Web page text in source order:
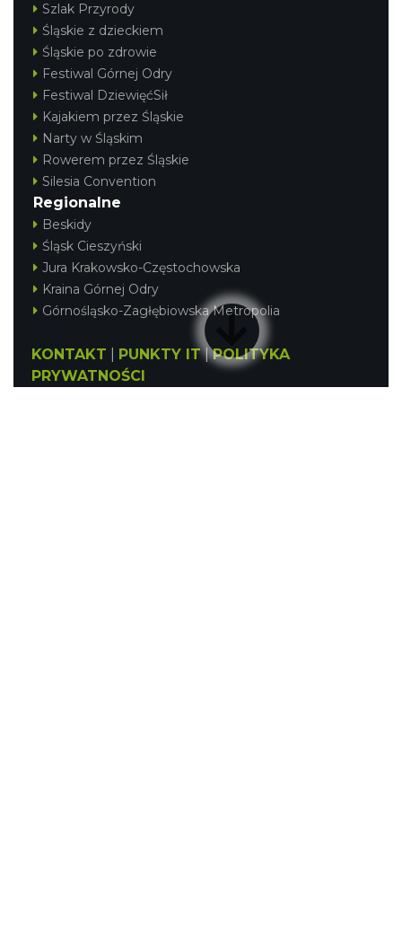
Szlak Przyrody
Śląskie z dzieckiem
Śląskie po zdrowie
Festiwal Górnej Odry
Festiwal DziewięćSił
Kajakiem przez Śląskie
Narty w Śląskim
Rowerem przez Śląskie
Silesia Convention
Regionalne
Beskidy
Śląsk Cieszyński
Jura Krakowsko-Częstochowska
Kraina Górnej Odry
Górnośląsko-Zagłębiowska Metropolia
KONTAKT PUNKTY IT|POLITYKA
PRYWATNOŚCI